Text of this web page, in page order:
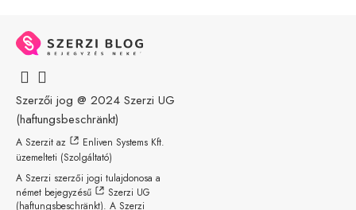
Szerzői jog @ 2024 Szerzi UG
(haftungsbeschränkt)
A Szerzit az
Enliven Systems Kft.
üzemelteti (Szolgáltató)
A Szerzi szerzői jogi tulajdonosa a
német bejegyzésű
Szerzi UG
(haftungsbeschränkt). A Szerzi